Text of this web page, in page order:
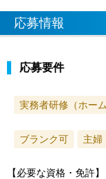
応募情報
応募要件
実務者研修（ホー
ブランク可 主婦
【必要な資格・免許